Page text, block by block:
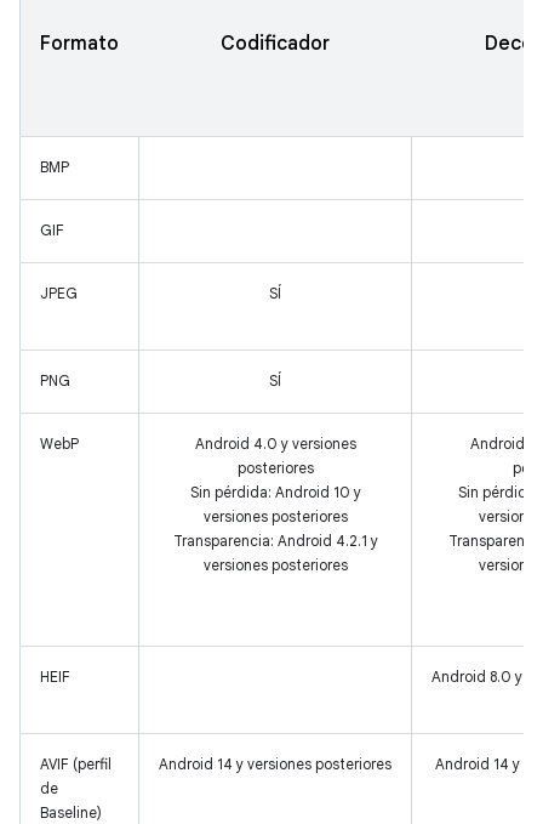
Formato Codificador
BMP
GIF
JPEG SÍ
PNG SÍ
WebP
Android 4.0 y versiones
posteriores
Sin pérdida: Android 10 y
versiones posteriores
Transparencia: Android 4.2.1 y
versiones posteriores
Android
Sin pérdida:
HEIF Android 8.0 y
AVIF (perfil
de
Baseline)
Android 14 y versiones posteriores Android 14 y